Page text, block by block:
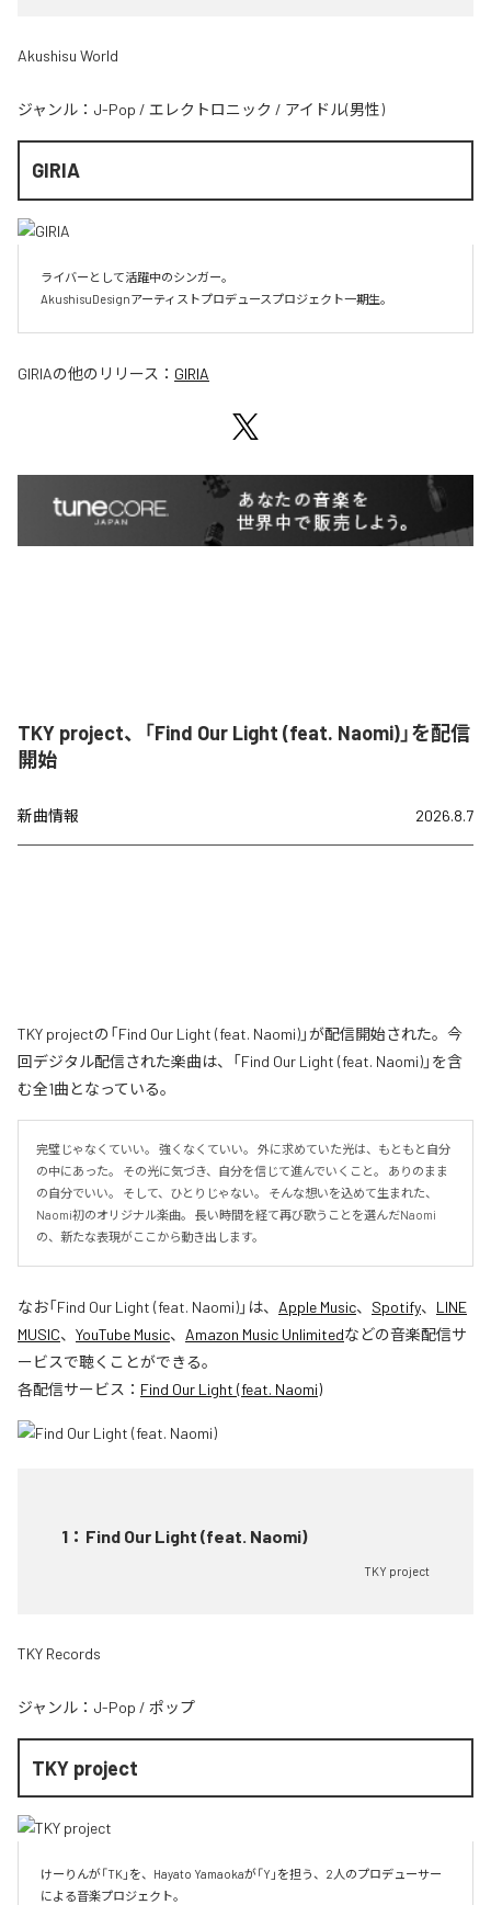
Akushisu World
ジャンル： J-Pop / エレクトロニック / アイドル(男性)
GIRIA
ライバーとして活躍中のシンガー。
AkushisuDesignアーティストプロデュースプロジェクト一期生。
GIRIAの他のリリース： GIRIA
TKY project、「Find Our Light (feat. Naomi)」を配信
開始
新曲情報 2026.8.7
TKY projectの「Find Our Light (feat. Naomi)」が配信開始された。今
回デジタル配信された楽曲は、「Find Our Light (feat. Naomi)」を含
む全1曲となっている。
完璧じゃなくていい。 強くなくていい。 外に求めていた光は、もともと自分
の中にあった。 その光に気づき、自分を信じて進んでいくこと。 ありのまま
の自分でいい。 そして、ひとりじゃない。 そんな想いを込めて生まれた、
Naomi初のオリジナル楽曲。 長い時間を経て再び歌うことを選んだNaomi
の、新たな表現がここから動き出します。
なお「Find Our Light (feat. Naomi)」は、 Apple Music、 Spotify、 LINE
MUSIC、 YouTube Music、 Amazon Music Unlimitedなどの音楽配信サ
ービスで聴くことができる。
各配信サービス： Find Our Light (feat. Naomi)
1 ： Find Our Light (feat. Naomi)
TKY project
TKY Records
ジャンル： J-Pop / ポップ
TKY project
けーりんが「TK」を、Hayato Yamaokaが「Y」を担う、2人のプロデューサー
による音楽プロジェクト。